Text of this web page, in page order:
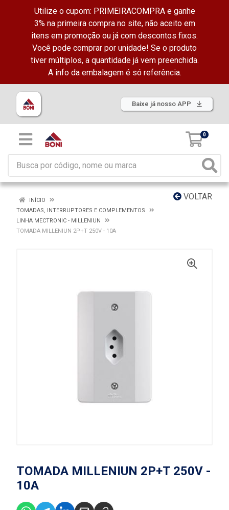
Utilize o cupom: PRIMEIRACOMPRA e ganhe
3% na primeira compra no site, não aceito em
itens em promoção ou já com descontos fixos.
Você pode comprar por unidade! Se o produto
tiver múltiplos, a quantidade já vem preenchida.
A info da embalagem é só referência.
Baixe já nosso APP
0
VOLTAR
INÍCIO
TOMADAS, INTERRUPTORES E COMPLEMENTOS
LINHA MECTRONIC - MILLENIUN
TOMADA MILLENIUN 2P+T 250V - 10A
TOMADA MILLENIUN 2P+T 250V -
10A